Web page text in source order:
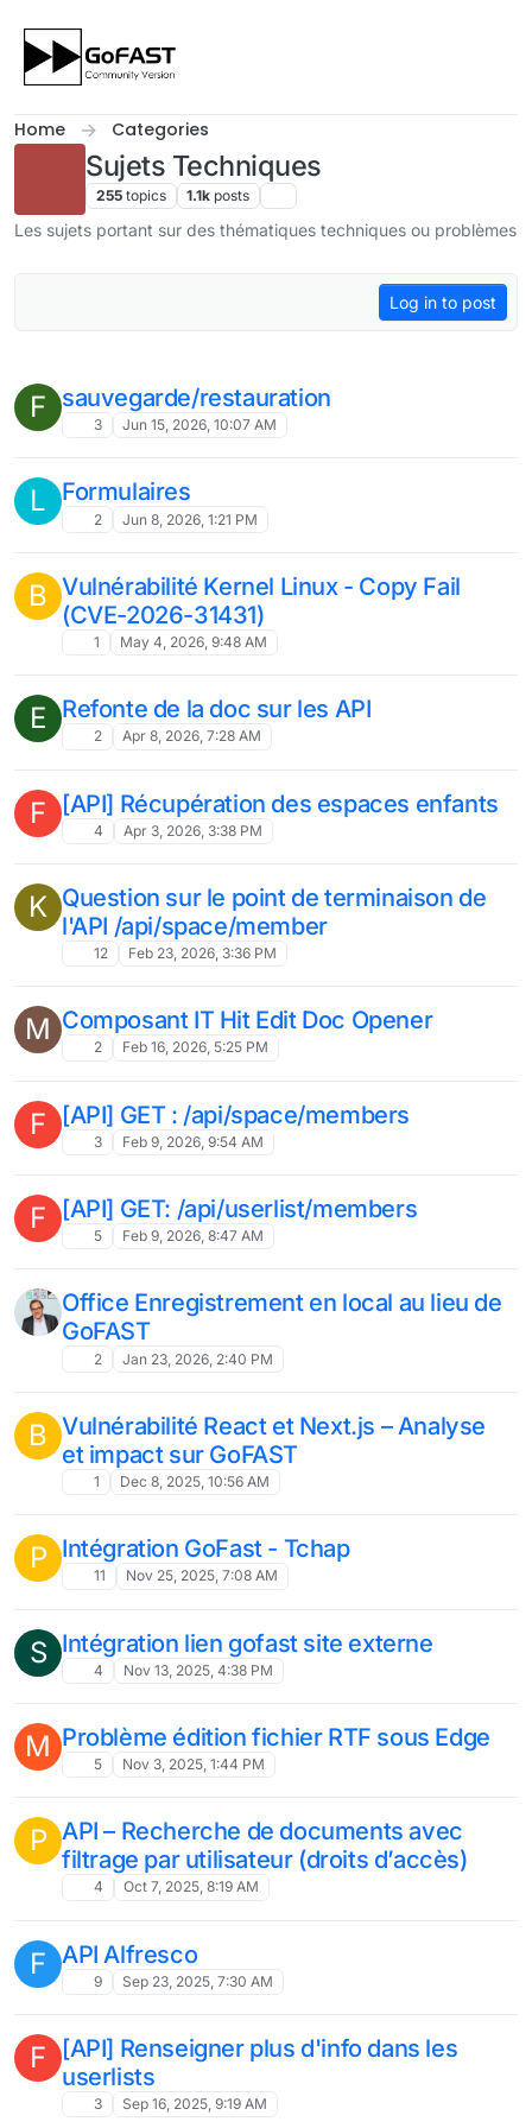
Home Categories
Sujets Techniques
255 topics 1.1k posts
Les sujets portant sur des thématiques techniques ou problèmes
Log in to post
F sauvegarde/restauration
3 Jun 15, 2026, 10:07 AM
L Formulaires
2 Jun 8, 2026, 1:21 PM
B Vulnérabilité Kernel Linux - Copy Fail
(CVE-2026-31431)
1 May 4, 2026, 9:48 AM
E Refonte de la doc sur les API
2 Apr 8, 2026, 7:28 AM
F [API] Récupération des espaces enfants
4 Apr 3, 2026, 3:38 PM
K Question sur le point de terminaison de
l'API /api/space/member
12 Feb 23, 2026, 3:36 PM
M Composant IT Hit Edit Doc Opener
2 Feb 16, 2026, 5:25 PM
F [API] GET : /api/space/members
3 Feb 9, 2026, 9:54 AM
F [API] GET: /api/userlist/members
5 Feb 9, 2026, 8:47 AM
Office Enregistrement en local au lieu de
GoFAST
2 Jan 23, 2026, 2:40 PM
B Vulnérabilité React et Next.js – Analyse
et impact sur GoFAST
1 Dec 8, 2025, 10:56 AM
P Intégration GoFast - Tchap
11 Nov 25, 2025, 7:08 AM
S Intégration lien gofast site externe
4 Nov 13, 2025, 4:38 PM
M Problème édition fichier RTF sous Edge
5 Nov 3, 2025, 1:44 PM
P API – Recherche de documents avec
filtrage par utilisateur (droits d’accès)
4 Oct 7, 2025, 8:19 AM
F API Alfresco
9 Sep 23, 2025, 7:30 AM
F
[API] Renseigner plus d'info dans les
userlists
3 Sep 16, 2025, 9:19 AM